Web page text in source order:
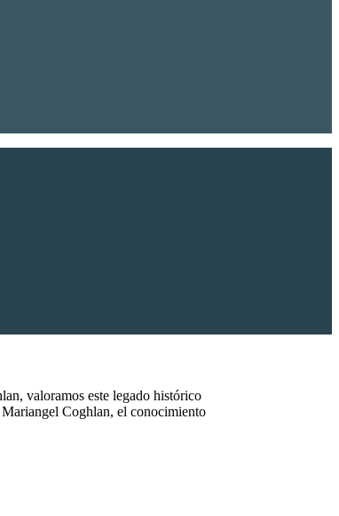
valoramos este legado histórico
Coghlan, el conocimiento